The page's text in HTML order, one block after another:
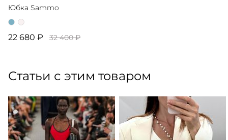
Юбка Sammo
22 680 ₽ 32 400 ₽
Статьи с этим товаром